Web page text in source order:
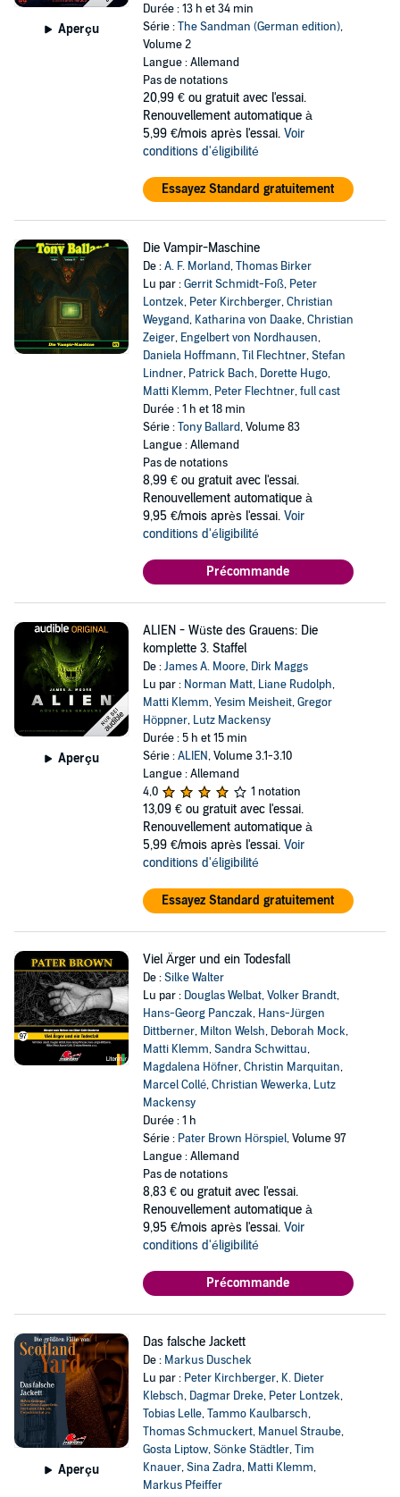
Aperçu
Durée : 13 h et 34 min
Série :The Sandman (German edition),
Volume 2
Langue : Allemand
Pas de notations
20,99 € ou gratuit avec l'essai.
Renouvellement automatique à
5,99 €/mois après l'essai. Voir
conditions d'éligibilité
Essayez Standard gratuitement
Die Vampir-Maschine
De :A. F. Morland,Thomas Birker
Lu par :Gerrit Schmidt-Foß, Peter
Lontzek, Peter Kirchberger,Christian
Weygand, Katharina von Daake,Christian
Zeiger, Engelbert von Nordhausen,
Daniela Hoffmann,Til Flechtner,Stefan
Lindner, Patrick Bach, Dorette Hugo,
Matti Klemm, Peter Flechtner,full cast
Durée : 1 h et 18 min
Série :Tony Ballard, Volume 83
Langue : Allemand
Pas de notations
8,99 € ou gratuit avec l'essai.
Renouvellement automatique à
9,95 €/mois après l'essai. Voir
conditions d'éligibilité
Précommande
Aperçu
ALIEN - Wüste des Grauens: Die
komplette 3. Staffel
De :James A. Moore, Dirk Maggs
Lu par : Norman Matt, Liane Rudolph,
Matti Klemm,Yesim Meisheit,Gregor
Höppner, Lutz Mackensy
Durée : 5 h et 15 min
Série :ALIEN, Volume 3.1-3.10
Langue : Allemand
4,0
1 notation
13,09 € ou gratuit avec l'essai.
Renouvellement automatique à
5,99 €/mois après l'essai. Voir
conditions d'éligibilité
Essayez Standard gratuitement
Viel Ärger und ein Todesfall
De :Silke Walter
Lu par : Douglas Welbat,Volker Brandt,
Hans-Georg Panczak, Hans-Jürgen
Dittberner, Milton Welsh, Deborah Mock,
Matti Klemm,Sandra Schwittau,
Magdalena Höfner,Christin Marquitan,
Marcel Collé,Christian Wewerka, Lutz
Mackensy
Durée : 1 h
Série : Pater Brown Hörspiel, Volume 97
Langue : Allemand
Pas de notations
8,83 € ou gratuit avec l'essai.
Renouvellement automatique à
9,95 €/mois après l'essai. Voir
conditions d'éligibilité
Précommande
Aperçu
Das falsche Jackett
De : Markus Duschek
Lu par : Peter Kirchberger, K. Dieter
Klebsch, Dagmar Dreke, Peter Lontzek,
Tobias Lelle,Tammo Kaulbarsch,
Thomas Schmuckert, Manuel Straube,
Gosta Liptow,Sönke Städtler,Tim
Knauer,Sina Zadra, Matti Klemm,
Markus Pfeiffer